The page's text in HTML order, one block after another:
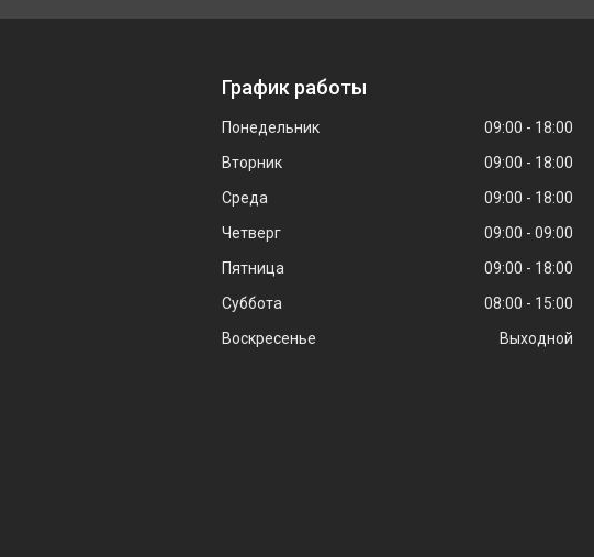
График работы
Понедельник 09:00
18:00
Вторник
09:00
18:00
Среда
09:00
18:00
Четверг
09:00
09:00
Пятница
09:00
18:00
Суббота
08:00
15:00
Воскресенье
Выходной